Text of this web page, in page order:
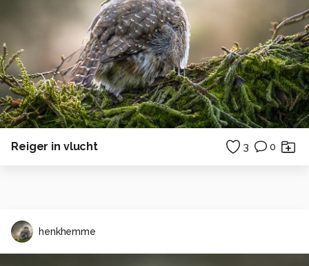
Reiger in vlucht 3 0
henkhemme